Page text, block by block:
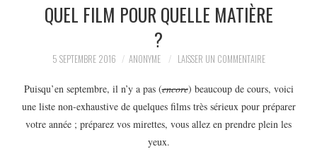
QUEL FILM POUR QUELLE MATIÈRE
?
5 SEPTEMBRE 2016 ANONYME LAISSER UN COMMENTAIRE
Puisqu’en septembre, il n’y a pas (encore) beaucoup de cours, voici
une liste non-exhaustive de quelques films très sérieux pour préparer
votre année ; préparez vos mirettes, vous allez en prendre plein les
yeux.